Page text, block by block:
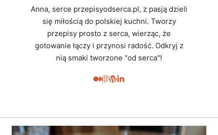
Anna, serce przepisyodserca.pl, z pasją dzieli
się miłością do polskiej kuchni. Tworzy
przepisy prosto z serca, wierząc, że
gotowanie łączy i przynosi radość. Odkryj z
nią smaki tworzone "od serca"!